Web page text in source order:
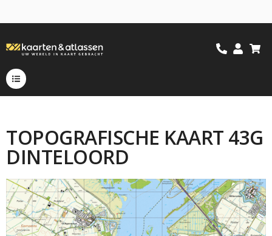
TOPOGRAFISCHE KAART 43G
DINTELOORD